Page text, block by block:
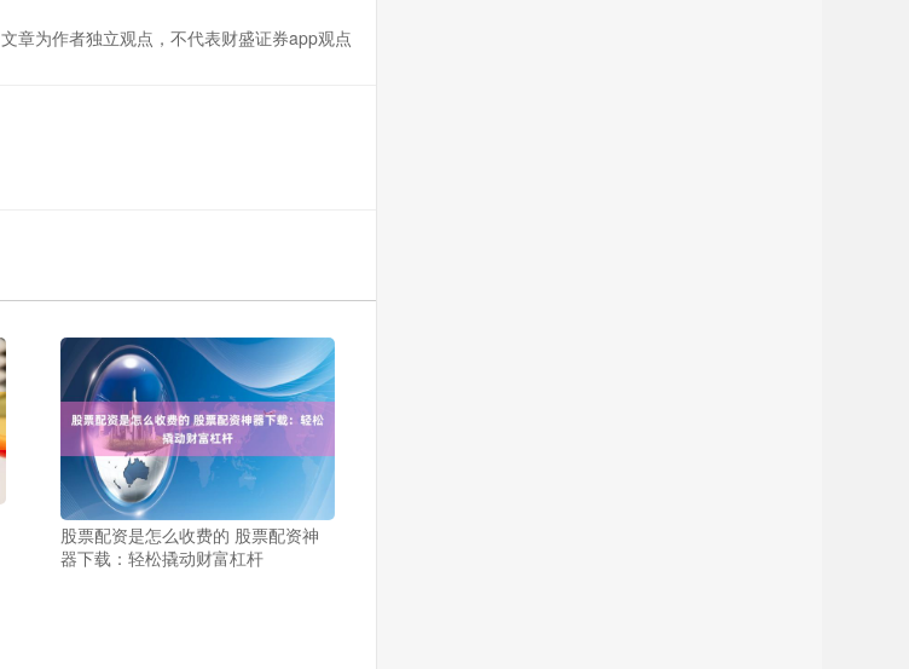
文章为作者独立观点，不代表财盛证券app观点
股票配资是怎么收费的 股票配资神
器下载：轻松撬动财富杠杆